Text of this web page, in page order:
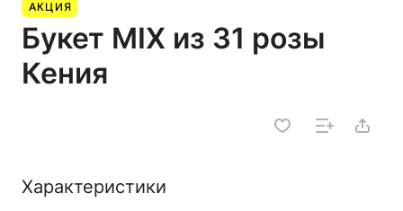
АКЦИЯ
Букет MIX из 31 розы
Кения
Характеристики